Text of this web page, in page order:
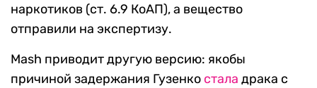
наркотиков (ст. 6.9 КоАП), а вещество
отправили на экспертизу.
Mash приводит другую версию: якобы
причиной задержания Гузенко стала драка с